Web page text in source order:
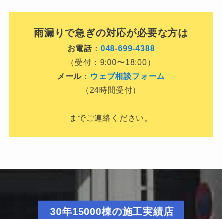
雨漏りで急ぎの対応が必要な方は
お電話： 048-699-4388
（受付：9:00〜18:00）
メール ： ウェブ相談フォーム
（24時間受付）
までご連絡ください。
30年15000棟の施工実績店